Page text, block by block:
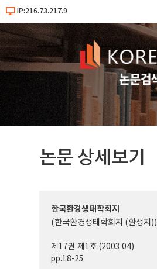
IP:216.73.217.9
논문 상세보기
한국환경생태학회지
(한국환경생태학회지 (환생지))
제17권 제1호 (2003.04)
pp.18-25